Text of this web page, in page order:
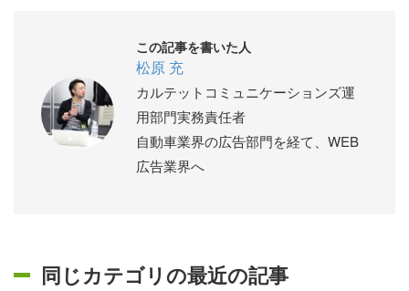
この記事を書いた人
松原 充
カルテットコミュニケーションズ運
用部門実務責任者
自動車業界の広告部門を経て、WEB
広告業界へ
同じカテゴリの最近の記事